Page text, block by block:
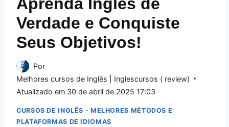
Aprenda Inglês de
Verdade e Conquiste
Seus Objetivos!
Por
Melhores cursos de Inglês | Inglescursos ( review)
Atualizado em 30 de abril de 2025 17:03
CURSOS DE INGLÊS - MELHORES MÉTODOS E
PLATAFORMAS DE IDIOMAS